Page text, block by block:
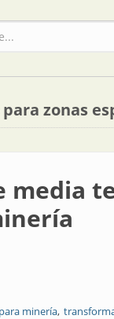
zonas
media
minería